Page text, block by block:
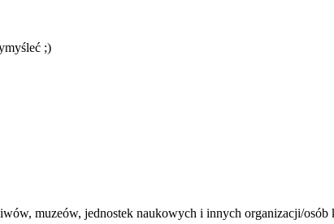
;)
muzeów, jednostek naukowych i innych organizacji/